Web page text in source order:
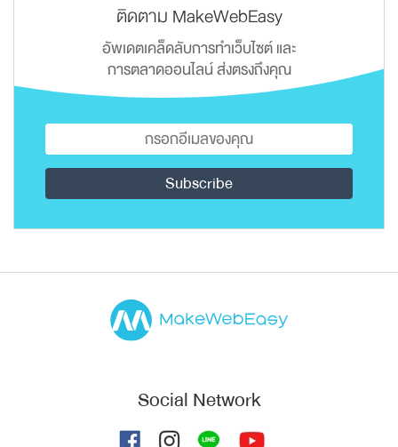
ติดตาม MakeWebEasy
อัพเดตเคล็ดลับการทำเว็บไซต์ และ
การตลาดออนไลน์ ส่งตรงถึงคุณ
Social Network